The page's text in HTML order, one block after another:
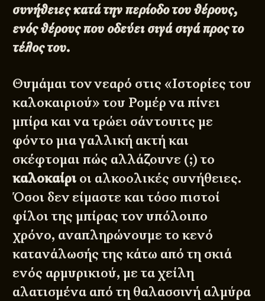
συνήθειες κατά την περίοδο του θέρους,
ενός θέρους που οδεύει σιγά σιγά προς το
τέλος του.
Θυμάμαι τον νεαρό στις«Ιστορίες του
καλοκαιριού» του Ρομέρ να πίνει
μπίρα και να τρώει σάντουιτς με
φόντο μια γαλλική ακτή και
σκέφτομαι πώς αλλάζουνε (;) το
καλοκαίρι οι αλκοολικές συνήθειες.
Όσοι δεν είμαστε και τόσο πιστοί
φίλοι της μπίρας τον υπόλοιπο
χρόνο, αναπληρώνουμε το κενό
κατανάλωσής της κάτω από τη σκιά
ενός αρμυρικιού, με τα χείλη
αλατισμένα από τη θαλασσινή αλμύρα